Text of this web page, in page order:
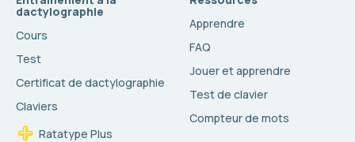
dactylographie
Cours
Test
Certificat de dactylographie
Claviers
Ratatype Plus
Apprendre
FAQ
Jouer et apprendre
Test de clavier
Compteur de mots